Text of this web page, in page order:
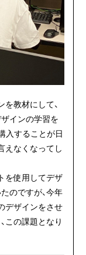
教材にして、
インの学習を
入することが日
えなくなってし
を使用してデザ
のですが、今年
デザインをさせ
この課題となり